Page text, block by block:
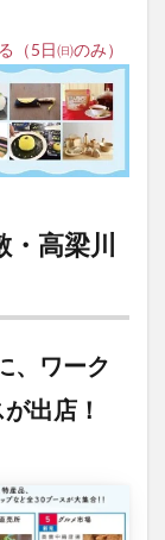
（5日㈰のみ）
・高梁川
、ワーク
出店！